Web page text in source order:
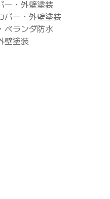
ー・外壁塗装
バー・外壁塗装
ベランダ防水
壁塗装